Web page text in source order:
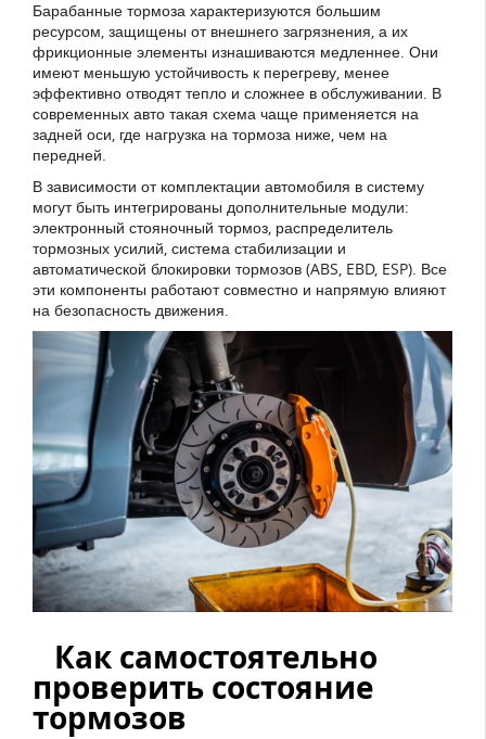
Барабанные тормоза характеризуются большим
ресурсом, защищены от внешнего загрязнения, а их
фрикционные элементы изнашиваются медленнее. Они
имеют меньшую устойчивость к перегреву, менее
эффективно отводят тепло и сложнее в обслуживании. В
современных авто такая схема чаще применяется на
задней оси, где нагрузка на тормоза ниже, чем на
передней.
В зависимости от комплектации автомобиля в систему
могут быть интегрированы дополнительные модули:
электронный стояночный тормоз, распределитель
тормозных усилий, система стабилизации и
автоматической блокировки тормозов (ABS, EBD, ESP). Все
эти компоненты работают совместно и напрямую влияют
на безопасность движения.
Как самостоятельно
проверить состояние
тормозов